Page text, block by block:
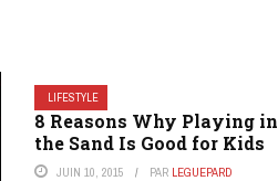
LIFESTYLE
8 Reasons Why Playing in
the Sand Is Good for Kids
JUIN 10, 2015 PAR LEGUEPARD